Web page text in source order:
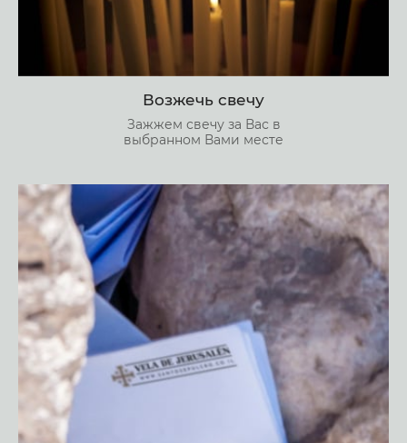
Возжечь свечу
Зажжем свечу за Вас в
выбранном Вами месте